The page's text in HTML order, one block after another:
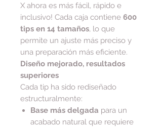
X ahora es más fácil, rápido e
inclusivo! Cada caja contiene 600
tips en 14 tamaños, lo que
permite un ajuste más preciso y
una preparación más eficiente.
Diseño mejorado, resultados
superiores
Cada tip ha sido rediseñado
estructuralmente:
Base más delgada para un
acabado natural que requiere